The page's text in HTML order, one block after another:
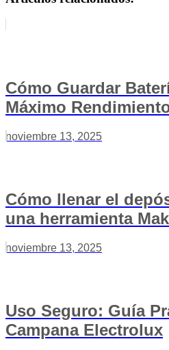
Cómo Guardar
Máximo
noviembre 13, 2025
Cómo llenar el
una herramienta
noviembre 13, 2025
Uso Seguro: Guía
Campana Electrolux